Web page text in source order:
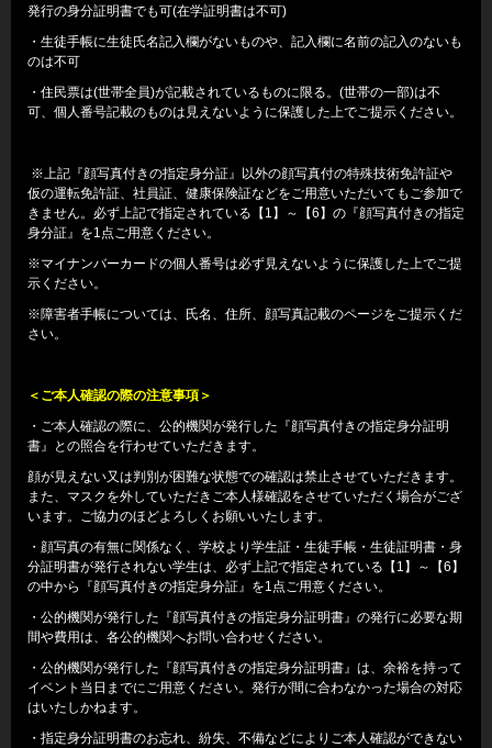
発行の身分証明書でも可(在学証明書は不可)
・生徒手帳に生徒氏名記入欄がないものや、記入欄に名前の記入のないも
のは不可
・住民票は(世帯全員)が記載されているものに限る。(世帯の一部)は不
可、個人番号記載のものは見えないように保護した上でご提示ください。
※上記『顔写真付きの指定身分証』以外の顔写真付の特殊技術免許証や
仮の運転免許証、社員証、健康保険証などをご用意いただいてもご参加で
きません。必ず上記で指定されている【1】～【6】の『顔写真付きの指定
身分証』を1点ご用意ください。
※マイナンバーカードの個人番号は必ず見えないように保護した上でご提
示ください。
※障害者手帳については、氏名、住所、顔写真記載のページをご提示くだ
さい。
＜ご本人確認の際の注意事項＞
・ご本人確認の際に、公的機関が発行した『顔写真付きの指定身分証明
書』との照合を行わせていただきます。
顔が見えない又は判別が困難な状態での確認は禁止させていただきます。
また、マスクを外していただきご本人様確認をさせていただく場合がござ
います。ご協力のほどよろしくお願いいたします。
・顔写真の有無に関係なく、学校より学生証・生徒手帳・生徒証明書・身
分証明書が発行されない学生は、必ず上記で指定されている【1】～【6】
の中から『顔写真付きの指定身分証』を1点ご用意ください。
・公的機関が発行した『顔写真付きの指定身分証明書』の発行に必要な期
間や費用は、各公的機関へお問い合わせください。
・公的機関が発行した『顔写真付きの指定身分証明書』は、余裕を持って
イベント当日までにご用意ください。発行が間に合わなかった場合の対応
はいたしかねます。
・指定身分証明書のお忘れ、紛失、不備などによりご本人確認ができない